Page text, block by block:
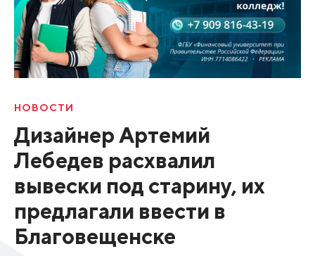
НОВОСТИ
Дизайнер Артемий
Лебедев расхвалил
вывески под старину, их
предлагали ввести в
Благовещенске